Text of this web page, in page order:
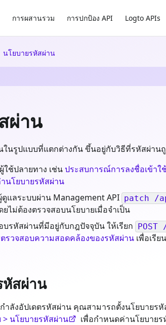
การผสานรวม การปกป้อง API Logto APIs
นโยบายรหัสผ่าน
ผ่าน
ในรูปแบบที่แตกต่างกัน ขึ้นอยู่กับวิธีที่รหัสผ่าน
ช้ปลายทาง เช่นประสบการณ์การลงชื่อเข้าใ
นโยบายรหัสผ่าน
แลระบบผ่าน Management API patch /
ไม่ต้องตรวจสอบนโยบายเมื่อจำเป็น
บรหัสผ่านที่มีอยู่กับกฎปัจจุบัน ให้เรียก
รวจสอบความสอดคล้องของรหัสผ่าน เพื่อเรีย
หัสผ่าน
ำลังอัปเดตรหัสผ่าน คุณสามารถตั้งนโยบายร
นโยบายรหัสผ่าน
เพื่อกำหนดค่านโยบาย